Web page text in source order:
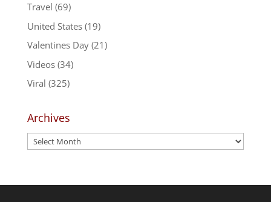
Travel (69)
United States(19)
Valentines Day(21)
Videos(34)
Viral (325)
Archives
Archives